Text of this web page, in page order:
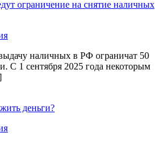
ограничение на снятие наличных
наличных в РФ ограничат 50
С 1 сентября 2025 года некоторым
деньги?